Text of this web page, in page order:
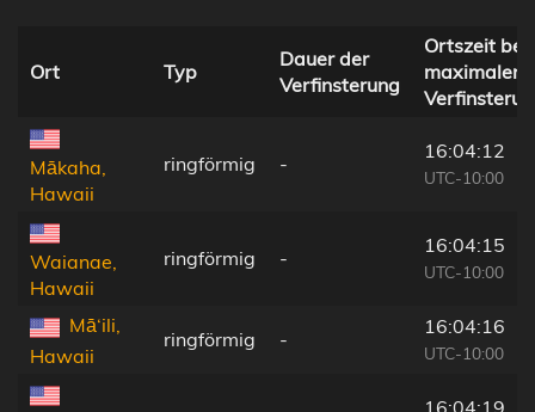
Ort Typ
Dauer der
Verfinsterung
Ortszeit bei
maximaler
Mākaha,
Hawaii
ringförmig -
16:04:12
UTC-10:00
Waianae,
Hawaii
ringförmig -
16:04:15
UTC-10:00
Mā‘ili,
Hawaii
ringförmig -
16:04:16
UTC-10:00